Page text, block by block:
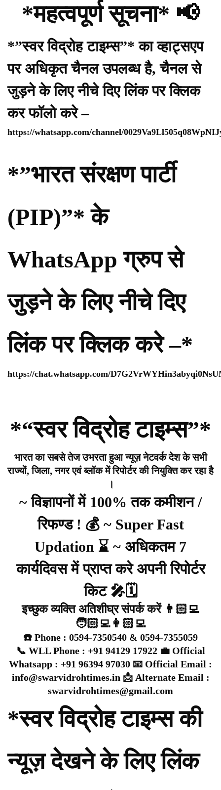
*महत्वपूर्ण सूचना* 📢
*”स्वर विद्रोह टाइम्स”* का व्हाट्सएप
पर अधिकृत चैनल उपलब्ध है, चैनल से
जुड़ने के लिए नीचे दिए लिंक पर क्लिक
कर फॉलो करे –
https://whatsapp.com/channel/
*”भारत संरक्षण पार्टी
(PIP)”* के
WhatsApp ग्रुप से
जुड़ने के लिए नीचे दिए
लिंक पर क्लिक करे –*
https://chat.whatsapp.com/
*“स्वर विद्रोह टाइम्स”*
भारत का सबसे तेज उभरता हुआ न्यूज़ नेटवर्क देश के सभी
राज्यों, जिला, नगर एवं ब्लॉक में रिपोर्टर की नियुक्ति कर रहा है
।
~ विज्ञापनों में 100% तक कमीशन /
रिफण्ड ! 💰 ~ Super Fast
Updation ⌛ ~ अधिकतम 7
कार्यदिवस में प्राप्त करे अपनी रिपोर्टर
किट 🎤🗓️
इच्छुक व्यक्ति अतिशीघ्र संपर्क करें 👨🏻‍💻
🧑🏻‍💻👩🏻‍💻
☎️ Phone : 0594-7350540 & 0594-7355059
📞 WLL Phone : +91 94129 17922 💼 Official
Whatsapp : +91 96394 97030 📧 Official Email :
info@swarvidrohtimes.in 📩 Alternate Email :
swarvidrohtimes@gmail.com
*स्वर विद्रोह टाइम्स की
न्यूज़ देखने के लिए लिंक